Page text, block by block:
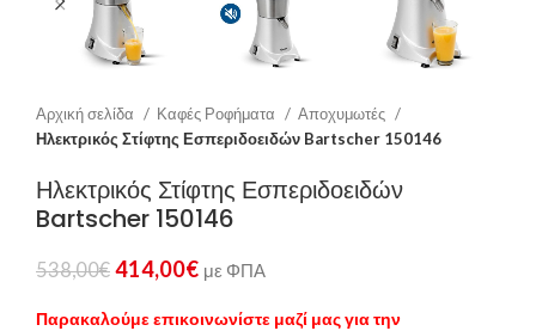
Αρχική σελίδα Καφές Ροφήματα
Αποχυμωτές
Ηλεκτρικός Στίφτης Εσπεριδοειδών Bartscher 150146
Ηλεκτρικός Στίφτης Εσπεριδοειδών
Bartscher 150146
538,00€ 414,00€ με ΦΠΑ
Παρακαλούμε επικοινωνίστε μαζί μας για την